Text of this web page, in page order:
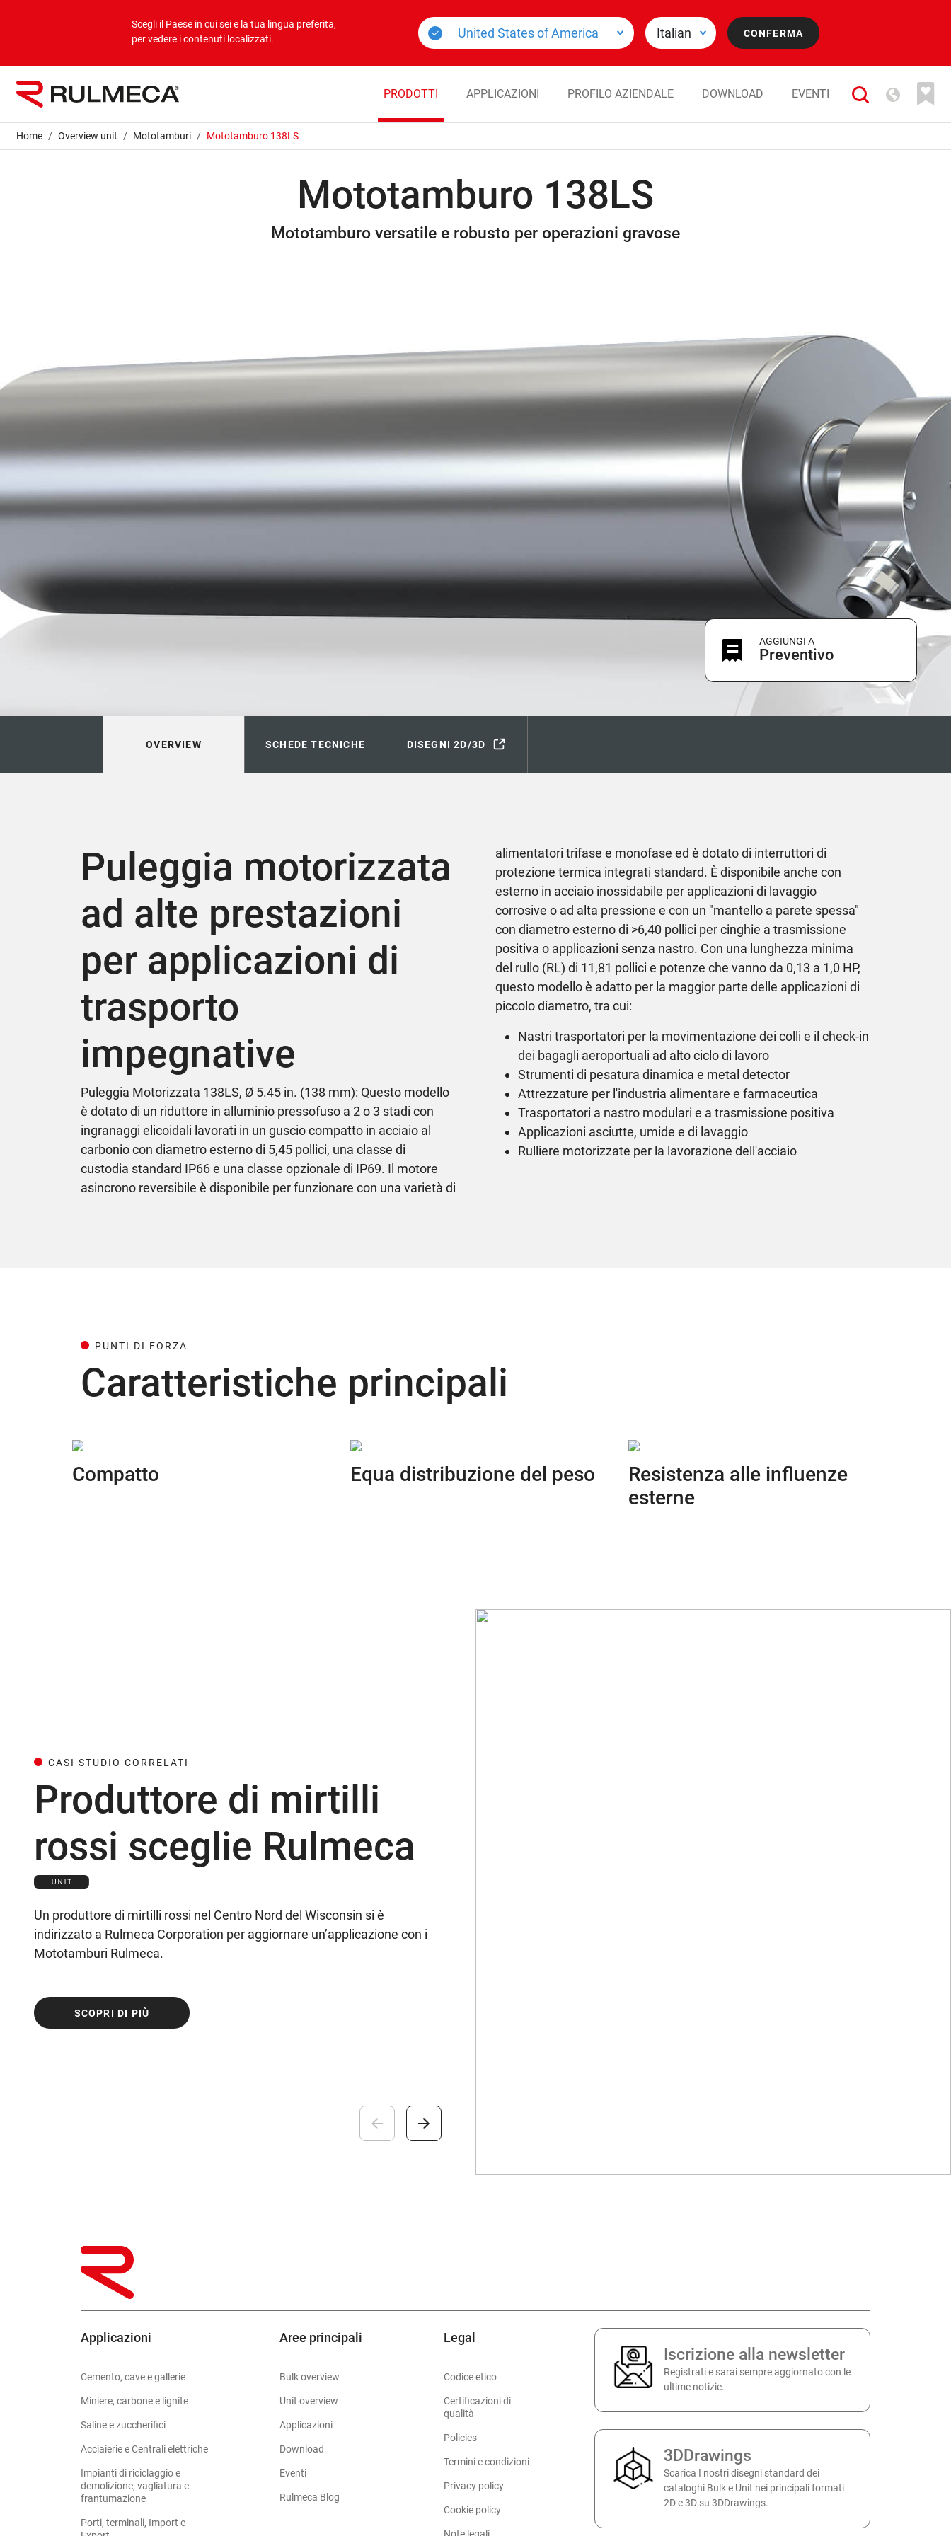
Scegli il Paese in cui sei e la tua lingua preferita,
per vedere i contenuti localizzati.
PRODOTTI APPLICAZIONI PROFILO AZIENDALE DOWNLOAD EVENTI
Home Overview unit Mototamburi Mototamburo 138LS
Mototamburo 138LS
Mototamburo versatile e robusto per operazioni gravose
AGGIUNGI A
Preventivo
OVERVIEW SCHEDE TECNICHE DISEGNI 2D/3D
Puleggia motorizzata
ad alte prestazioni
per applicazioni di
trasporto
impegnative
Puleggia Motorizzata 138LS, Ø 5.45 in. (138 mm): Questo modello
è dotato di un riduttore in alluminio pressofuso a 2 o 3 stadi con
ingranaggi elicoidali lavorati in un guscio compatto in acciaio al
carbonio con diametro esterno di 5,45 pollici, una classe di
custodia standard IP66 e una classe opzionale di IP69. Il motore
asincrono reversibile è disponibile per funzionare con una varietà di
alimentatori trifase e monofase ed è dotato di interruttori di
protezione termica integrati standard. È disponibile anche con
esterno in acciaio inossidabile per applicazioni di lavaggio
corrosive o ad alta pressione e con un "mantello a parete spessa"
con diametro esterno di >6,40 pollici per cinghie a trasmissione
positiva o applicazioni senza nastro. Con una lunghezza minima
del rullo (RL) di 11,81 pollici e potenze che vanno da 0,13 a 1,0 HP,
questo modello è adatto per la maggior parte delle applicazioni di
piccolo diametro, tra cui:
Nastri trasportatori per la movimentazione dei colli e il check-in
dei bagagli aeroportuali ad alto ciclo di lavoro
Strumenti di pesatura dinamica e metal detector
Attrezzature per l'industria alimentare e farmaceutica
Trasportatori a nastro modulari e a trasmissione positiva
Applicazioni asciutte, umide e di lavaggio
Rulliere motorizzate per la lavorazione dell'acciaio
PUNTI DI FORZA
Caratteristiche principali
Compatto Equa distribuzione del peso
Resistenza alle influenze
esterne
CASI STUDIO CORRELATI
Produttore di mirtilli
rossi sceglie Rulmeca
Un produttore di mirtilli rossi nel Centro Nord del Wisconsin si è
indirizzato a Rulmeca Corporation per aggiornare un’applicazione con i
Mototamburi Rulmeca.
SCOPRI DI PIÙ
Applicazioni
Cemento, cave e gallerie
Miniere, carbone e lignite
Saline e zuccherifici
Acciaierie e Centrali elettriche
Impianti di riciclaggio e
demolizione, vagliatura e
frantumazione
Porti, terminali, Import e
Aree principali
Bulk overview
Unit overview
Applicazioni
Download
Eventi
Rulmeca Blog
Legal
Codice etico
Certificazioni di
qualità
Policies
Termini e condizioni
Privacy policy
Cookie policy
Iscrizione alla newsletter
Registrati e sarai sempre aggiornato con le
ultime notizie.
3DDrawings
Scarica I nostri disegni standard dei
cataloghi Bulk e Unit nei principali formati
2D e 3D su 3DDrawings.
Profilo aziendale
Contatti